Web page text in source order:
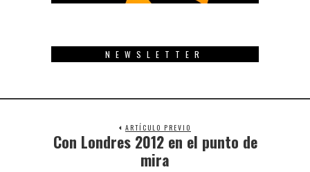
NEWSLETTER
ARTÍCULO PREVIO
Previous
Con Londres 2012 en el punto de
mira